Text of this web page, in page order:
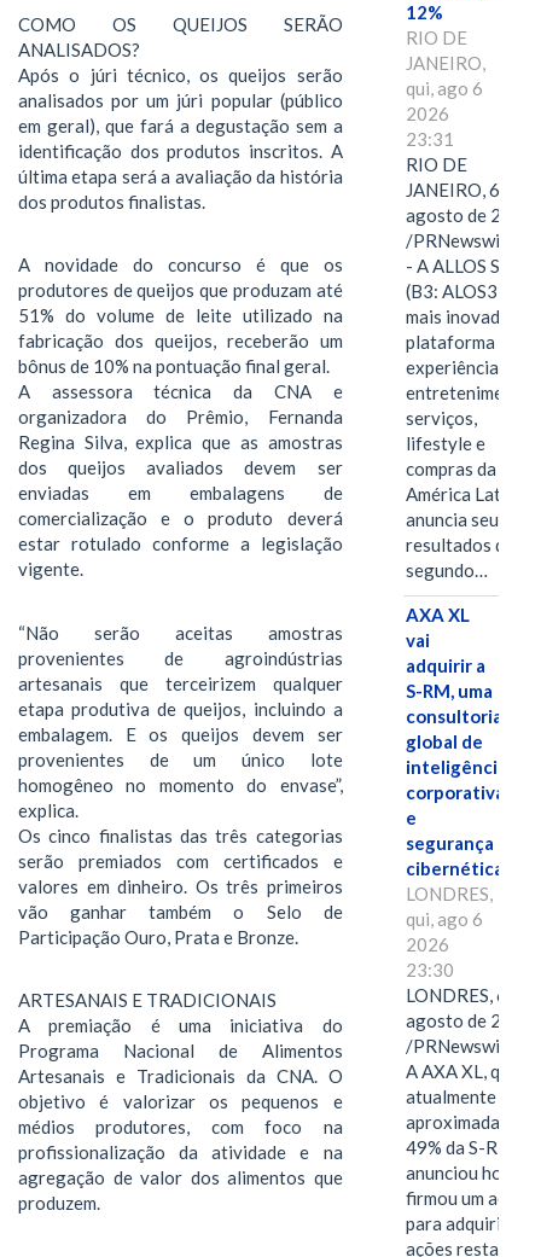
COMO OS QUEIJOS SERÃO
ANALISADOS?
Após o júri técnico, os queijos serão
analisados por um júri popular (público
em geral), que fará a degustação sem a
identificação dos produtos inscritos. A
última etapa será a avaliação da história
dos produtos finalistas.
A novidade do concurso é que os
produtores de queijos que produzam até
51% do volume de leite utilizado na
fabricação dos queijos, receberão um
bônus de 10% na pontuação final geral.
A assessora técnica da CNA e
organizadora do Prêmio, Fernanda
Regina Silva, explica que as amostras
dos queijos avaliados devem ser
enviadas em embalagens de
comercialização e o produto deverá
estar rotulado conforme a legislação
vigente.
“Não serão aceitas amostras
provenientes de agroindústrias
artesanais que terceirizem qualquer
etapa produtiva de queijos, incluindo a
embalagem. E os queijos devem ser
provenientes de um único lote
homogêneo no momento do envase”,
explica.
Os cinco finalistas das três categorias
serão premiados com certificados e
valores em dinheiro. Os três primeiros
vão ganhar também o Selo de
Participação Ouro, Prata e Bronze.
ARTESANAIS E TRADICIONAIS
A premiação é uma iniciativa do
Programa Nacional de Alimentos
Artesanais e Tradicionais da CNA. O
objetivo é valorizar os pequenos e
médios produtores, com foco na
profissionalização da atividade e na
agregação de valor dos alimentos que
produzem.
12%
RIO DE
JANEIRO,
qui, ago 6
2026
23:31
RIO DE
JANEIRO, 6 de
agosto de 2026
/PRNewswire/ -
- A ALLOS S.A.
(B3: ALOS3), a
mais inovadora
plataforma de
experiências,
entretenimento,
serviços,
lifestyle e
compras da
América Latina
anuncia seus
resultados do
segundo…
AXA XL
vai
adquirir a
S-RM, uma
consultoria
global de
inteligência
corporativa
e
segurança
cibernética
LONDRES,
qui, ago 6
2026
23:30
LONDRES, 6 de
agosto de 2026
/PRNewswire/ --
A AXA XL, que
atualmente
49% da S-RM,
anunciou hoje
firmou um
para adquirir as
ações restantes